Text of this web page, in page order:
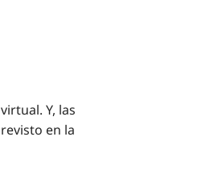
Y, las
en la